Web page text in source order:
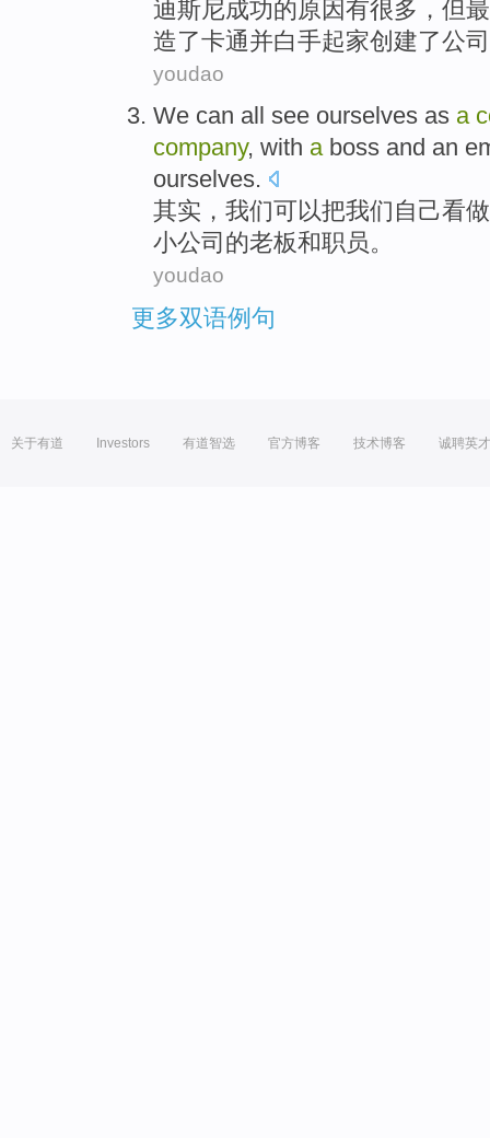
迪斯尼成功的 原因有很多 ， 但
造了卡通并白手起家创建了公司
youdao
We can all see ourselves as a
company, with a boss and an
ourselves.
其实， 我们可以把我们 自己看做
小公司 的老板和职员。
youdao
更多双语例句
关于有道 Investors 有道智选 官方博客 技术博客 诚聘英才